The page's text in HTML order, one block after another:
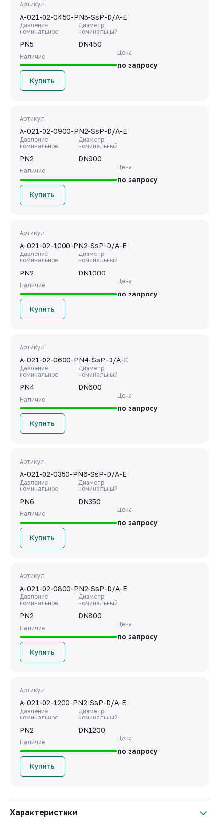
Артикул
A-021-02-0450-PN5-SsP-D/A-E
Давление
номинальное
PN5
Диаметр
номинальный
DN450
Наличие
Цена
по запросу
Купить
Артикул
A-021-02-0900-PN2-SsP-D/A-E
Давление
номинальное
PN2
Диаметр
номинальный
DN900
Наличие
Цена
по запросу
Купить
Артикул
A-021-02-1000-PN2-SsP-D/A-E
Давление
номинальное
PN2
Диаметр
номинальный
DN1000
Наличие
Цена
по запросу
Купить
Артикул
A-021-02-0600-PN4-SsP-D/A-E
Давление
номинальное
PN4
Диаметр
номинальный
DN600
Наличие
Цена
по запросу
Купить
Артикул
A-021-02-0350-PN6-SsP-D/A-E
Давление
номинальное
PN6
Диаметр
номинальный
DN350
Наличие
Цена
по запросу
Купить
Артикул
A-021-02-0800-PN2-SsP-D/A-E
Давление
номинальное
PN2
Диаметр
номинальный
DN800
Наличие
Цена
по запросу
Купить
Артикул
A-021-02-1200-PN2-SsP-D/A-E
Давление
номинальное
PN2
Диаметр
номинальный
DN1200
Наличие
Цена
по запросу
Купить
Характеристики